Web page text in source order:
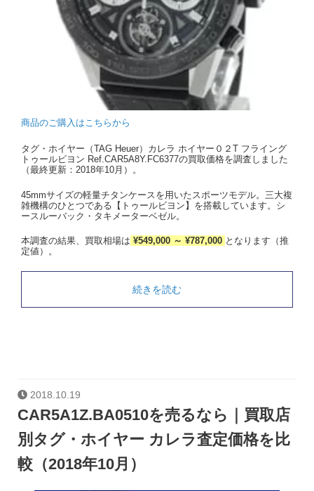
商品のご購入はこちらから
タグ・ホイヤー（TAG Heuer）カレラ ホイヤー０２T フライング
トゥールビヨン Ref.CAR5A8Y.FC6377の買取価格を調査しました
（最終更新：2018年10月）。
45mmサイズの軽量チタンケースを用いたスポーツモデル。三大複
雑機構のひとつである【トゥールビヨン】を搭載しています。シ
ースルーバック・タキメーターベゼル。
本調査の結果、買取相場は ¥549,000 ～ ¥787,000 となります（推
定値）。
続きを読む
2018.10.19
CAR5A1Z.BA0510を売るなら｜買取店
別タグ・ホイヤー カレラ査定価格を比
較（2018年10月）